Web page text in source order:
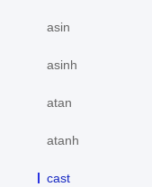
asin
asinh
atan
atanh
cast